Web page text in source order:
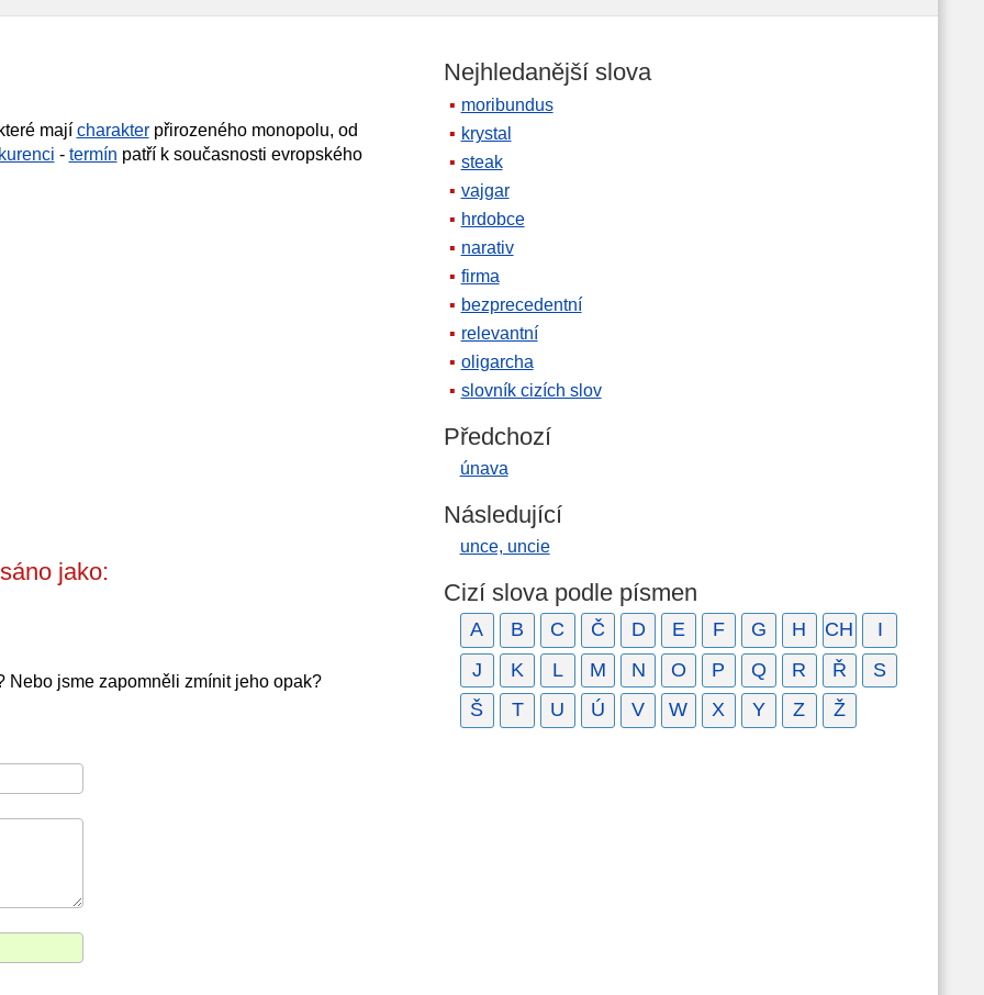
mají charakterpřirozeného monopolu, od
- termín patří k současnosti evropského
jako:
jsme zapomněli zmínit jeho opak?
Nejhledanější slova
moribundus
krystal
steak
vajgar
hrdobce
narativ
firma
bezprecedentní
relevantní
oligarcha
slovník cizích slov
Předchozí
únava
Následující
unce, uncie
Cizí slova podle písmen
A B C Č D E F G H CH
I
J
K L M N O P Q R Ř
S
Š
T U Ú V W X Y Z Ž